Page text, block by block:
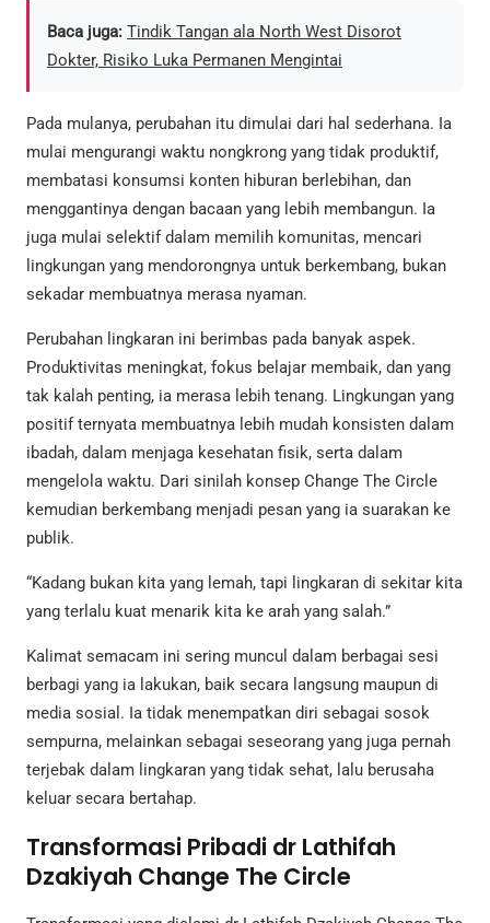
Baca juga: Tindik Tangan ala North West Disorot
Dokter, Risiko Luka Permanen Mengintai
Pada mulanya, perubahan itu dimulai dari hal sederhana. Ia
mulai mengurangi waktu nongkrong yang tidak produktif,
membatasi konsumsi konten hiburan berlebihan, dan
menggantinya dengan bacaan yang lebih membangun. Ia
juga mulai selektif dalam memilih komunitas, mencari
lingkungan yang mendorongnya untuk berkembang, bukan
sekadar membuatnya merasa nyaman.
Perubahan lingkaran ini berimbas pada banyak aspek.
Produktivitas meningkat, fokus belajar membaik, dan yang
tak kalah penting, ia merasa lebih tenang. Lingkungan yang
positif ternyata membuatnya lebih mudah konsisten dalam
ibadah, dalam menjaga kesehatan fisik, serta dalam
mengelola waktu. Dari sinilah konsep Change The Circle
kemudian berkembang menjadi pesan yang ia suarakan ke
publik.
“Kadang bukan kita yang lemah, tapi lingkaran di sekitar kita
yang terlalu kuat menarik kita ke arah yang salah.”
Kalimat semacam ini sering muncul dalam berbagai sesi
berbagi yang ia lakukan, baik secara langsung maupun di
media sosial. Ia tidak menempatkan diri sebagai sosok
sempurna, melainkan sebagai seseorang yang juga pernah
terjebak dalam lingkaran yang tidak sehat, lalu berusaha
keluar secara bertahap.
Transformasi Pribadi dr Lathifah
Dzakiyah Change The Circle